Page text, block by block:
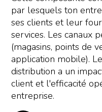
par lesquels ton
ses clients et leur
services. Les canaux
(magasins, points de
application mobile).
distribution a un
client et l'efficacité
entreprise.